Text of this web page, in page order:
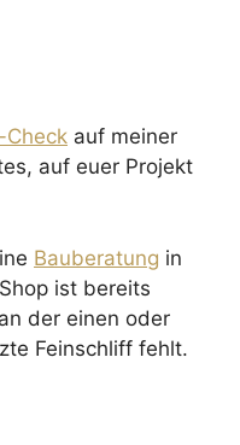
Check auf meiner
auf euer Projekt
Bauberatung in
ist bereits
der einen oder
Feinschliff fehlt.